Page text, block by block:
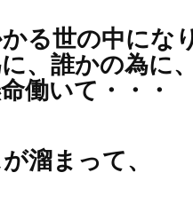
る世の中にな
、誰かの為に
働いて・・・
溜まって、